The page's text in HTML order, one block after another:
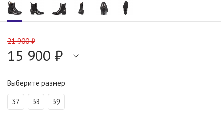
21 900 ₽
15 900 ₽
Выберите размер
37 38 39